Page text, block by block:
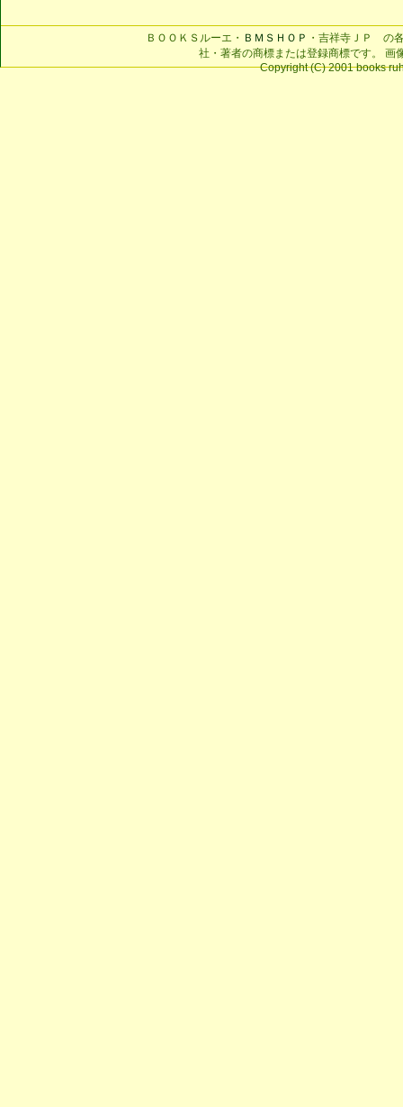
ＢＯＯＫＳルーエ・ ＢＭＳＨＯＰ ・吉祥寺ＪＰ の
社・著者の商標または登録商標です。 画
Copyright (C) 2001 books